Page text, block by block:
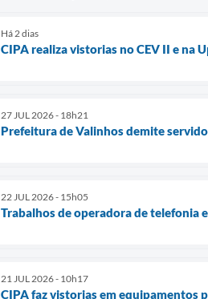
Há 2 dias
CIPA realiza vistorias no CEV II e na
27 JUL 2026 - 18h21
Prefeitura de Valinhos demite
22 JUL 2026 - 15h05
Trabalhos de operadora de telefonia
21 JUL 2026 - 10h17
CIPA faz vistorias em equipamentos